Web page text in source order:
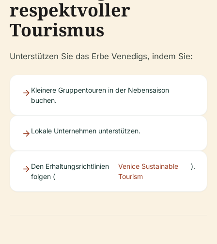
respektvoller
Tourismus
Unterstützen Sie das Erbe Venedigs, indem Sie:
Kleinere Gruppentouren in der Nebensaison
buchen.
Lokale Unternehmen unterstützen.
Den Erhaltungsrichtlinien
folgen (
Venice Sustainable
Tourism
).